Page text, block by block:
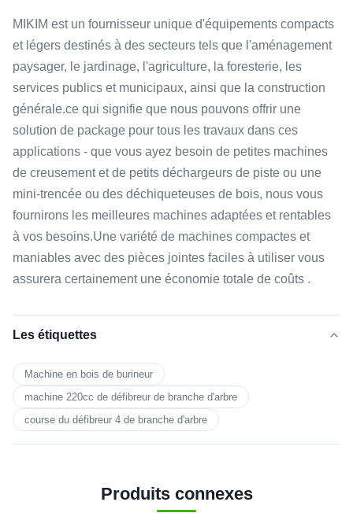
MIKIM est un fournisseur unique d'équipements compacts
et légers destinés à des secteurs tels que l'aménagement
paysager, le jardinage, l'agriculture, la foresterie, les
services publics et municipaux, ainsi que la construction
générale.ce qui signifie que nous pouvons offrir une
solution de package pour tous les travaux dans ces
applications - que vous ayez besoin de petites machines
de creusement et de petits déchargeurs de piste ou une
mini-trencée ou des déchiqueteuses de bois, nous vous
fournirons les meilleures machines adaptées et rentables
à vos besoins.Une variété de machines compactes et
maniables avec des pièces jointes faciles à utiliser vous
assurera certainement une économie totale de coûts .
Les étiquettes
Machine en bois de burineur
machine 220cc de défibreur de branche d'arbre
course du défibreur 4 de branche d'arbre
Produits connexes